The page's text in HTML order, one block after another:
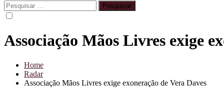
Pesquisar
por:
Associação Mãos Livres exige
Home
Radar
Associação Mãos Livres exige exoneração de Vera Daves